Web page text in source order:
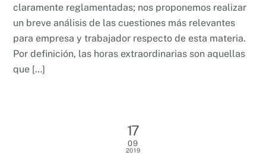
claramente reglamentadas; nos proponemos realizar
un breve análisis de las cuestiones más relevantes
para empresa y trabajador respecto de esta materia.
Por definición, las horas extraordinarias son aquellas
que […]
17
09
2019